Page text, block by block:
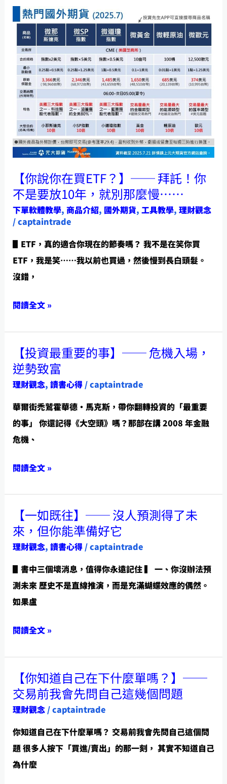
的
歷
【你說你在買ETF？】── 拜託！你
不是要放10年，就別那麼慢……
下單軟體教學, 商品介紹, 國外期貨, 工具教學, 理財觀念
/captaintrade
▋ETF，真的適合你現在的節奏嗎？ 我不是在笑你買
ETF，我是笑……我以前也買過，然後慢到長白頭髮。
沒錯，
【你
你
在
買
ETF？】
──
拜
託！
你
是
要
放
10
年，
就
那
閱讀全文 »
【投資最重要的事】── 危機入場，
逆勢致富
理財觀念, 讀書心得/captaintrade
華爾街禿鷲霍華德・馬克斯，帶你翻轉投資的「最重要
的事」 你還記得《大空頭》嗎？那部在講 2008 年金融
危機、
【投
資
最
重
要
的
──
機
場，
逆
勢
致
富
閱讀全文 »
【一如既往】── 沒人預測得了未
來，但你能準備好它
理財觀念, 讀書心得/captaintrade
▋書中三個壞消息，值得你永遠記住 ▍ 一、你沒辦法預
測未來 歷史不是直線推演，而是充滿蝴蝶效應的偶然。
如果盧
【一
如
既
往】
──
沒
預
得
未
來，
但
你
能
閱讀全文 »
【你知道自己在下什麼單嗎？】──
交易前我會先問自己這幾個問題
理財觀念/captaintrade
你知道自己在下什麼單嗎？ 交易前我會先問自己這個問
題 很多人按下「買進/賣出」的那一刻， 其實不知道自己
為什麼
【你
知
道
自
己
在